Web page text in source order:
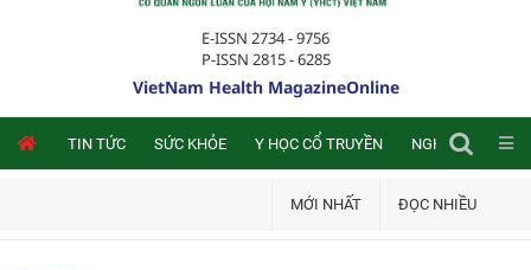
E-ISSN 2734 - 9756
P-ISSN 2815 - 6285
VietNam Health MagazineOnline
TIN TỨC SỨC KHỎE Y HỌC CỔ TRUYỀN NGHIÊN CỨU
MỚI NHẤT ĐỌC NHIỀU